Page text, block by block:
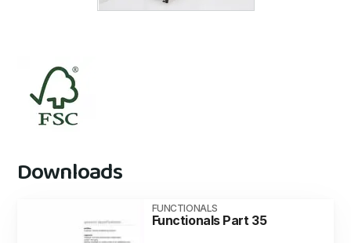
Downloads
FUNCTIONALS
Functionals Part 35